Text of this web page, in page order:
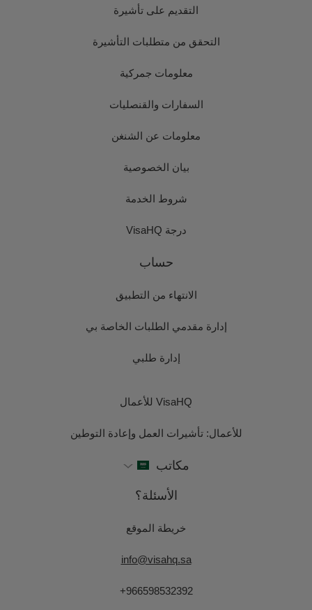
التقديم على تأشيرة
التحقق من متطلبات التأشيرة
معلومات جمركية
السفارات والقنصليات
معلومات عن الشنغن
بيان الخصوصية
شروط الخدمة
درجة VisaHQ
حساب
الانتهاء من التطبيق
إدارة مقدمي الطلبات الخاصة بي
إدارة طلبي
VisaHQ للأعمال
للأعمال: تأشيرات العمل وإعادة التوطين
مكاتب
الأسئلة؟
خريطة الموقع
info@visahq.sa
+966598532392